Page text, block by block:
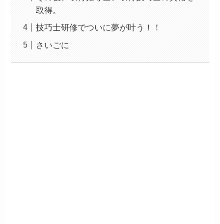
取得。
技巧士研修でついに夢が叶う！！
さいごに